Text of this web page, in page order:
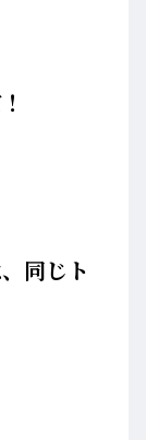
同じト